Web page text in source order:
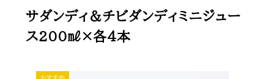
サダンディ＆チビダンディミニジュー
ス200㎖×各4本